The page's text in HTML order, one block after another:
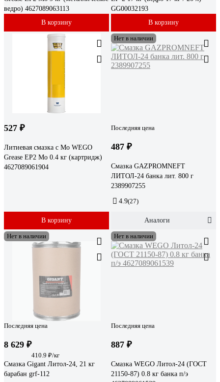
ведро) 4627089063113
В корзину
GG00032193
В корзину
527 ₽
Литиевая смазка с Mo WEGO
Grease EP2 Mo 0.4 кг (картридж)
4627089061904
В корзину
Нет в наличии
Последняя цена
487 ₽
Смазка GAZPROMNEFT
ЛИТОЛ-24 банка лит. 800 г
2389907255
4.9(27)
Аналоги
Нет в наличии
Последняя цена
8 629 ₽
410.9 ₽/кг
Смазка Gigant Литол-24, 21 кг
барабан grf-112
Нет в наличии
Последняя цена
887 ₽
Смазка WEGO Литол-24 (ГОСТ
21150-87) 0.8 кг банка п/э